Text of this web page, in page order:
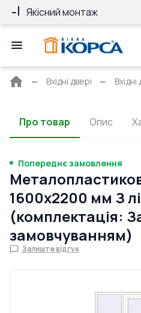
Якісний монтаж
Головна
Вхідні двері
Про товар Опис
Попереднє замовлення
1600x2200 мм З
(комплектація:
замовчуванням)
Залиште відгук